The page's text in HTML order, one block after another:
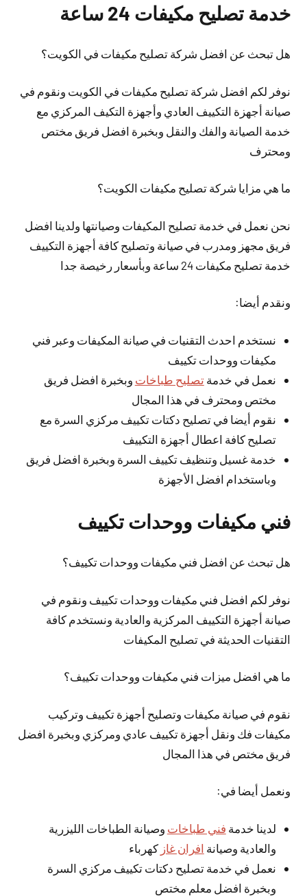
خدمة تصليح مكيفات 24 ساعة
هل تبحث عن افضل شركة تصليح مكيفات في الكويت؟
نوفر لكم افضل شركة تصليح مكيفات في الكويت ونقوم في
صيانة أجهزة التكييف العادي وأجهزة التكيف المركزي مع
خدمة الصيانة والفك والنقل وبخبرة افضل فريق مختص
ومحترف
ما هي مزايا شركة تصليح مكيفات الكويت؟
نحن نعمل في خدمة تصليح المكيفات وصيانتها ولدينا افضل
فريق مجهز ومدرب في صيانة وتصليح كافة أجهزة التكييف
خدمة تصليح مكيفات 24 ساعة وبأسعار رخيصة جدا
ونقدم أيضا:
نستخدم احدث التقنيات في صيانة المكيفات وعبر فني
مكيفات ووحدات تكييف
نعمل في خدمةتصليح طباخات وبخبرة افضل فريق
مختص ومحترف في هذا المجال
نقوم أيضا في تصليح دكتات تكييف مركزي السرة مع
تصليح كافة اعطال أجهزة التكييف
خدمة غسيل وتنظيف تكييف السرة وبخبرة افضل فريق
وباستخدام افضل الأجهزة
فني مكيفات ووحدات تكييف
هل تبحث عن افضل فني مكيفات ووحدات تكييف؟
نوفر لكم افضل فني مكيفات ووحدات تكييف ونقوم في
صيانة أجهزة التكييف المركزية والعادية ونستخدم كافة
التقنيات الحديثة في تصليح المكيفات
ما هي افضل ميزات فني مكيفات ووحدات تكييف؟
نقوم في صيانة مكيفات وتصليح أجهزة تكييف وتركيب
مكيفات فك ونقل أجهزة تكييف عادي ومركزي وبخبرة افضل
فريق مختص في هذا المجال
ونعمل أيضا في:
لدينا خدمة فني طباخات وصيانة الطباخات الليزرية
والعادية وصيانة افران غاز كهرباء
نعمل في خدمة تصليح دكتات تكييف مركزي السرة
وبخبرة افضل معلم مختص